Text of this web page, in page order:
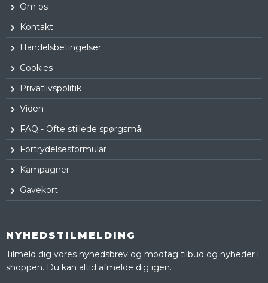
Om os
Kontakt
Handelsbetingelser
Cookies
Privatlivspolitik
Viden
FAQ - Ofte stillede spørgsmål
Fortrydelsesformular
Kampagner
Gavekort
NYHEDSTILMELDING
Tilmeld dig vores nyhedsbrev og modtag tilbud og nyheder i
shoppen. Du kan altid afmelde dig igen.